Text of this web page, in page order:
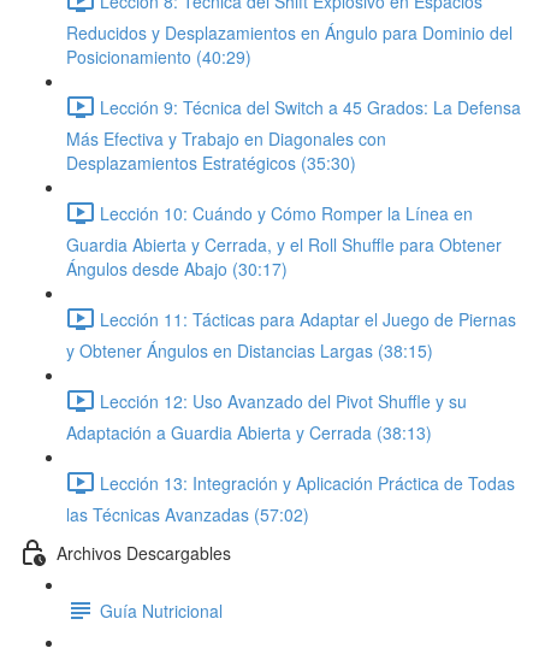
Reducidos y Desplazamientos en Ángulo para Dominio del
Posicionamiento (40:29)
Lección 9: Técnica del Switch a 45 Grados: La Defensa
Más Efectiva y Trabajo en Diagonales con
Desplazamientos Estratégicos (35:30)
Lección 10: Cuándo y Cómo Romper la Línea en
Guardia Abierta y Cerrada, y el Roll Shuffle para Obtener
Ángulos desde Abajo (30:17)
Lección 11: Tácticas para Adaptar el Juego de Piernas
y Obtener Ángulos en Distancias Largas (38:15)
Lección 12: Uso Avanzado del Pivot Shuffle y su
Adaptación a Guardia Abierta y Cerrada (38:13)
Lección 13: Integración y Aplicación Práctica de Todas
las Técnicas Avanzadas (57:02)
Archivos Descargables
Guía Nutricional